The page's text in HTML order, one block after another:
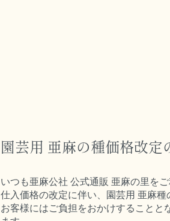
園芸用 亜麻の種価格改定
いつも亜麻公社 公式通販 亜麻の里を
仕入価格の改定に伴い、園芸用 亜麻
お客様にはご負担をおかけすることと